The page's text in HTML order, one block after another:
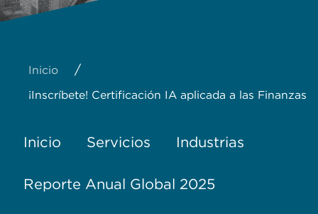
Inicio /
¡Inscríbete! Certificación IA aplicada a las Finanzas
Inicio Servicios Industrias
Reporte Anual Global 2025